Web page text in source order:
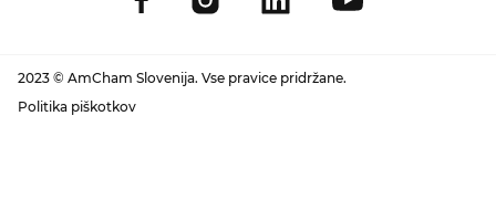
2023 © AmCham Slovenija. Vse pravice pridržane.
Politika piškotkov